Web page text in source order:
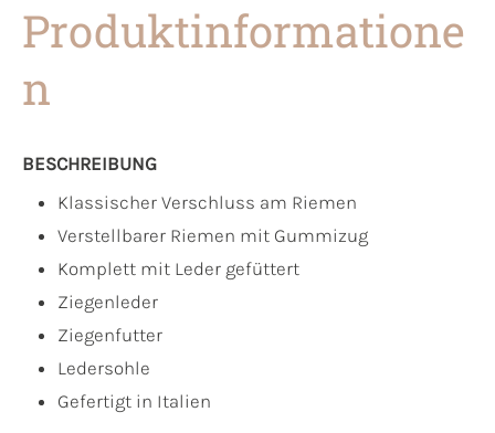
Produktinformatione
n
BESCHREIBUNG
Klassischer Verschluss am Riemen
Verstellbarer Riemen mit Gummizug
Komplett mit Leder gefüttert
Ziegenleder
Ziegenfutter
Ledersohle
Gefertigt in Italien